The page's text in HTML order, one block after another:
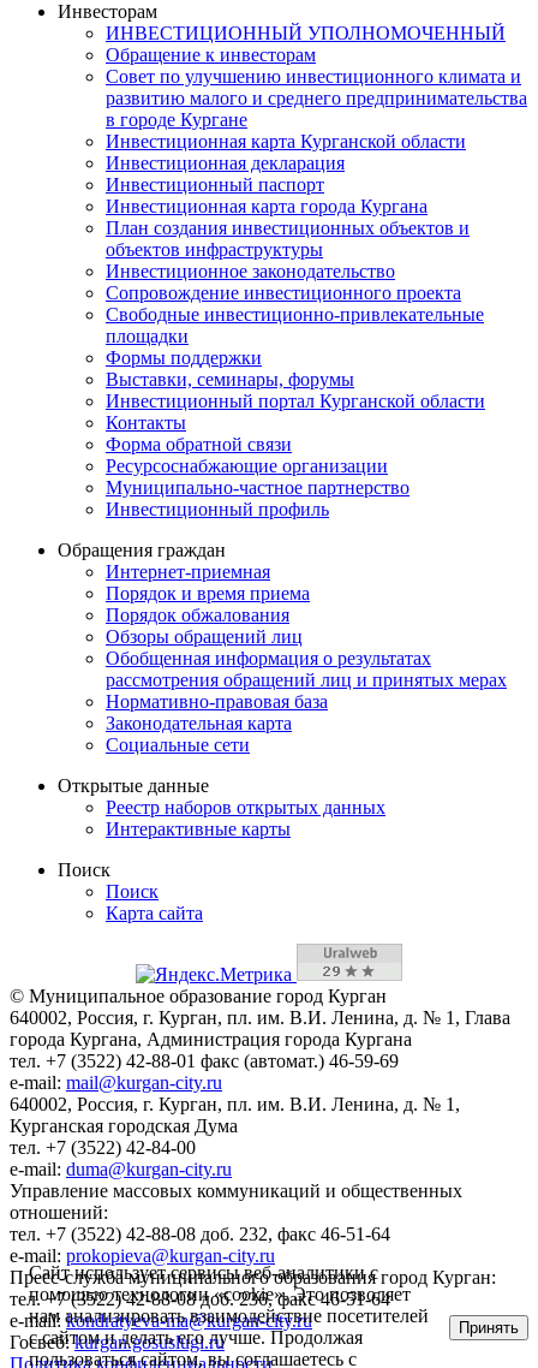
Инвесторам
ИНВЕСТИЦИОННЫЙ УПОЛНОМОЧЕННЫЙ
Обращение к инвесторам
Совет по улучшению инвестиционного климата и
развитию малого и среднего предпринимательства
в городе Кургане
Инвестиционная карта Курганской области
Инвестиционная декларация
Инвестиционный паспорт
Инвестиционная карта города Кургана
План создания инвестиционных объектов и
объектов инфраструктуры
Инвестиционное законодательство
Сопровождение инвестиционного проекта
Свободные инвестиционно-привлекательные
площадки
Формы поддержки
Выставки, семинары, форумы
Инвестиционный портал Курганской области
Контакты
Форма обратной связи
Ресурсоснабжающие организации
Муниципально-частное партнерство
Инвестиционный профиль
Обращения граждан
Интернет-приемная
Порядок и время приема
Порядок обжалования
Обзоры обращений лиц
Обобщенная информация о результатах
рассмотрения обращений лиц и принятых мерах
Нормативно-правовая база
Законодательная карта
Социальные сети
Открытые данные
Реестр наборов открытых данных
Интерактивные карты
Поиск
Поиск
Карта сайта
© Муниципальное образование город Курган
640002, Россия, г. Курган, пл. им. В.И. Ленина, д. № 1, Глава
города Кургана, Администрация города Кургана
тел. +7 (3522) 42-88-01 факс (автомат.) 46-59-69
e-mail: mail@kurgan-city.ru
640002, Россия, г. Курган, пл. им. В.И. Ленина, д. № 1,
Курганская городская Дума
тел. +7 (3522) 42-84-00
e-mail: duma@kurgan-city.ru
Управление массовых коммуникаций и общественных
отношений:
тел. +7 (3522) 42-88-08 доб. 232, факс 46-51-64
e-mail: prokopieva@kurgan-city.ru
Пресс-служба муниципального образования город Курган:
тел. +7 (3522) 42-88-08 доб. 236, факс 46-51-64
e-mail:kondratyeva-ma@kurgan-city.ru
Госвеб:kurgan.gosuslugi.ru
Сайт использует сервисы веб-аналитики с
помощью технологии «cookie». Это позволяет
нам анализировать взаимодействие посетителей
с сайтом и делать его лучше. Продолжая
пользоваться сайтом, вы соглашаетесь с
Принять